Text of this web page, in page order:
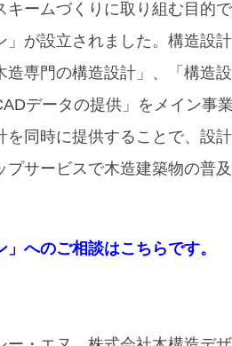
キームづくりに取り組む目的
」が設立されました。構造設
造専⾨の構造設計」、「構造
データの提供」をメイン事
を同時に提供することで、設
プサービスで木造建築物の普
」へのご相談はこちらです。